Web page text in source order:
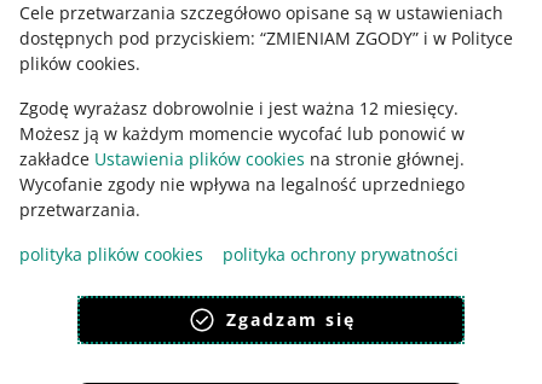
Cele przetwarzania szczegółowo opisane są w ustawieniach
dostępnych pod przyciskiem: “ZMIENIAM ZGODY” i w Polityce
plików cookies.
Zgodę wyrażasz dobrowolnie i jest ważna 12 miesięcy.
Możesz ją w każdym momencie wycofać lub ponowić w
zakładce Ustawienia plików cookies na stronie głównej.
Wycofanie zgody nie wpływa na legalność uprzedniego
przetwarzania.
polityka plików cookies
polityka ochrony prywatności
Zgadzam się
Ta strona jest też dostępna w innych językach
wygląd: